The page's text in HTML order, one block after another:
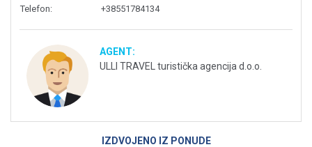
Telefon: +38551784134
AGENT:
ULLI TRAVEL turistička agencija d.o.o.
IZDVOJENO IZ PONUDE